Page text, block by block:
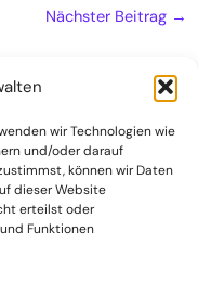
wir Technologien wie
und/oder darauf
können wir Daten
dieser Website
erteilst oder
Funktionen
Nächster Beitrag →